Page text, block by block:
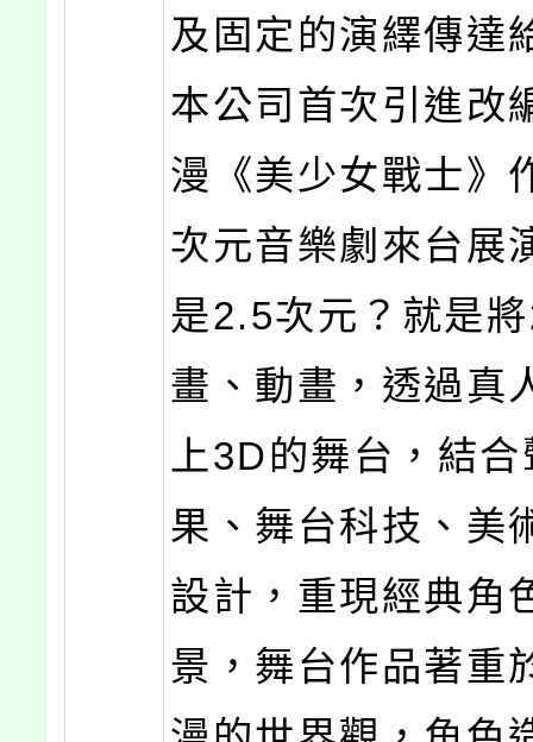
及固定的演繹傳達
本公司首次引進改
漫《美少女戰士》
次元音樂劇來台展
是2.5次元？就是
畫、動畫，透過真
上3D的舞台，結
果、舞台科技、美
設計，重現經典角
景，舞台作品著重